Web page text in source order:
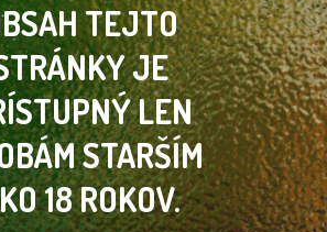
TEJTO
JE
LEN
STARŠÍM
18 ROKOV.